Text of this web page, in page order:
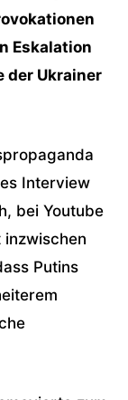
Eskalation
der Ukrainer
Interview
bei Youtube
Putins